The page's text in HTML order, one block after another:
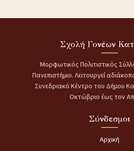
Σχολή Γονέων
Μορφωτικός Πολιτιστικός
Πανεπιστήμιο. Λειτουργεί
Συνεδριακό Κέντρο του Δήμου
Οκτώβριο έως τον
Σύνδεσμοι
Αρχική